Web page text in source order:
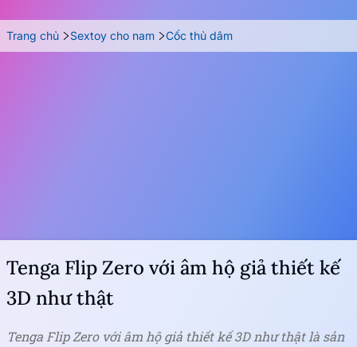
Trang chủ Sextoy cho nam Cốc thủ dâm
Tenga Flip Zero với âm hộ giả thiết kế
3D như thật
Tenga Flip Zero với âm hộ giả thiết kế 3D như thật là sản